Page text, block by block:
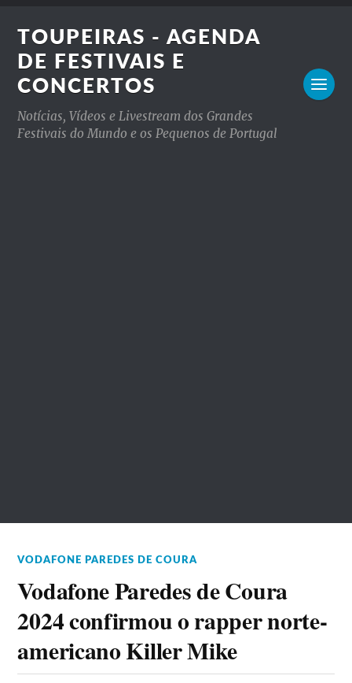
TOUPEIRAS - AGENDA
DE FESTIVAIS E
CONCERTOS
Notícias, Vídeos e Livestream dos Grandes
Festivais do Mundo e os Pequenos de Portugal
VODAFONE PAREDES DE COURA
Vodafone Paredes de Coura
2024 confirmou o rapper norte-
americano Killer Mike